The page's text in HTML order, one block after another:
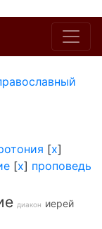
[x]
[x] проповедь
диакон иерей